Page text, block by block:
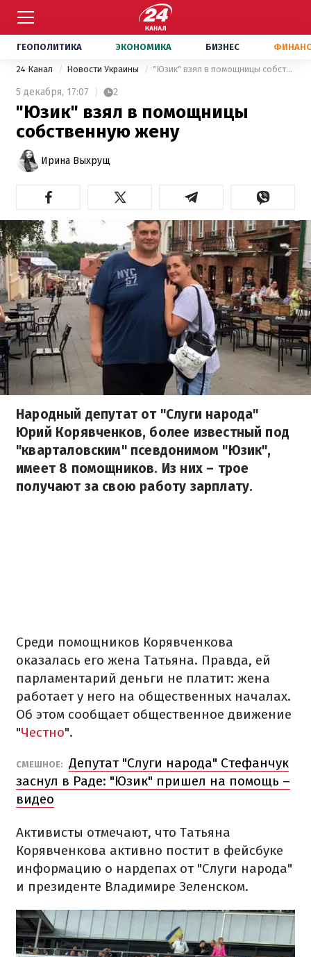
ГЕОПОЛИТИКА ЭКОНОМИКА БИЗНЕС
24 Канал Новости Украины "Юзик" взял в помощницы собственную жену
5 декабря, 17:07 2
"Юзик" взял в помощницы
собственную жену
Ирина Выхрущ
Народный депутат от "Слуги народа"
Юрий Корявченков, более известный под
"кварталовским" псевдонимом "Юзик",
имеет 8 помощников. Из них – трое
получают за свою работу зарплату.
Среди помощников Корявченкова
оказалась его жена Татьяна. Правда, ей
парламентарий деньги не платит: жена
работает у него на общественных началах.
Об этом сообщает общественное движение
"Честно".
СМЕШНОЕ: Депутат "Слуги народа" Стефанчук
заснул в Раде: "Юзик" пришел на помощь –
видео
Активисты отмечают, что Татьяна
Корявченкова активно постит в фейсбуке
информацию о нардепах от "Слуги народа"
и президенте Владимире Зеленском.